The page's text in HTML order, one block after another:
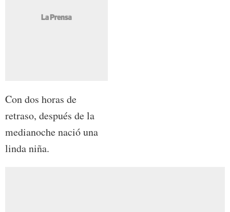
Con dos horas de
retraso, después de la
medianoche nació una
linda niña.